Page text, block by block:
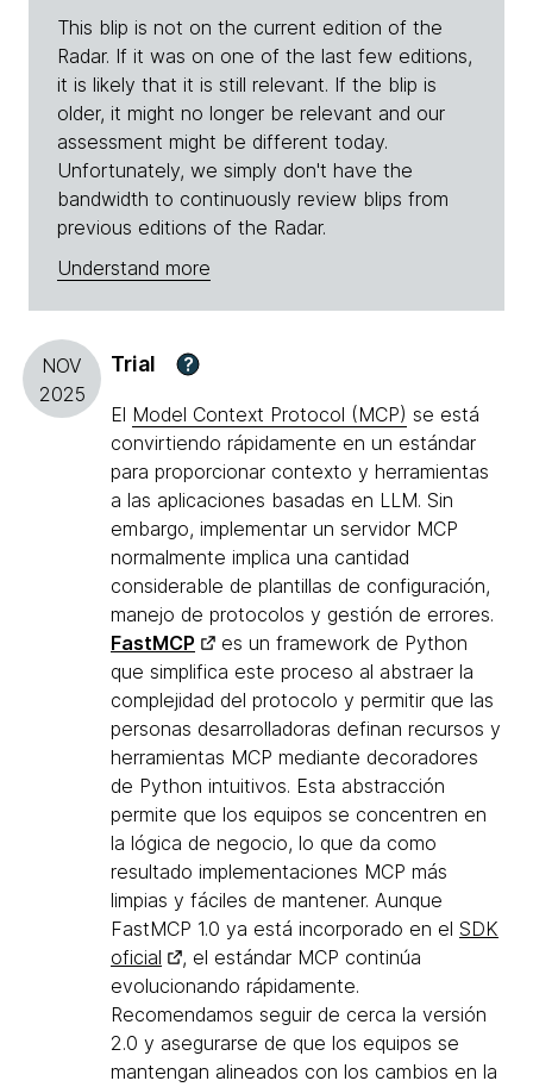
This blip is not on the current edition of the
Radar. If it was on one of the last few editions,
it is likely that it is still relevant. If the blip is
older, it might no longer be relevant and our
assessment might be different today.
Unfortunately, we simply don't have the
bandwidth to continuously review blips from
previous editions of the Radar.
Understand more
NOV
2025
Trial ?
El Model Context Protocol (MCP) se está
convirtiendo rápidamente en un estándar
para proporcionar contexto y herramientas
a las aplicaciones basadas en LLM. Sin
embargo, implementar un servidor MCP
normalmente implica una cantidad
considerable de plantillas de configuración,
manejo de protocolos y gestión de errores.
FastMCP
es un framework de Python
que simplifica este proceso al abstraer la
complejidad del protocolo y permitir que las
personas desarrolladoras definan recursos y
herramientas MCP mediante decoradores
de Python intuitivos. Esta abstracción
permite que los equipos se concentren en
la lógica de negocio, lo que da como
resultado implementaciones MCP más
limpias y fáciles de mantener. Aunque
FastMCP 1.0 ya está incorporado en el SDK
oficial
, el estándar MCP continúa
evolucionando rápidamente.
Recomendamos seguir de cerca la versión
2.0 y asegurarse de que los equipos se
mantengan alineados con los cambios en la